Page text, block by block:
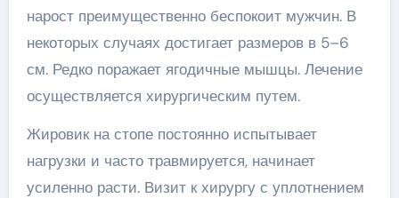
нарост преимущественно беспокоит мужчин. В
некоторых случаях достигает размеров в 5–6
см. Редко поражает ягодичные мышцы. Лечение
осуществляется хирургическим путем.
Жировик на стопе постоянно испытывает
нагрузки и часто травмируется, начинает
усиленно расти. Визит к хирургу с уплотнением